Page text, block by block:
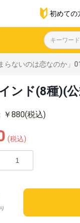
初めての
らないのは恋なのか」
ンド(8種)(
￥880(税込)
(税込)